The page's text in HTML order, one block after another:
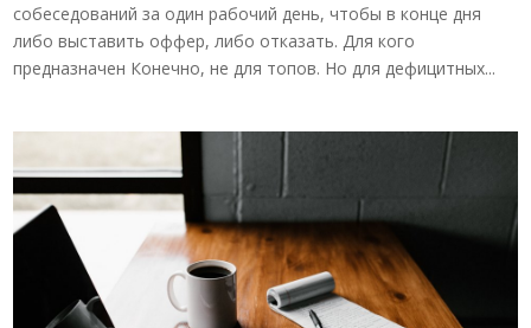
собеседований за один рабочий день, чтобы в конце дня
либо выставить оффер, либо отказать. Для кого
предназначен Конечно, не для топов. Но для дефицитных...